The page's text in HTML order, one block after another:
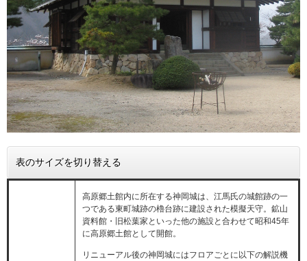
表のサイズを切り替える
高原郷土館内に所在する神岡城は、江馬氏の城館跡の一
つである東町城跡の櫓台跡に建設された模擬天守。鉱山
資料館・旧松葉家といった他の施設と合わせて昭和45年
に高原郷土館として開館。
リニューアル後の神岡城にはフロアごとに以下の解説機